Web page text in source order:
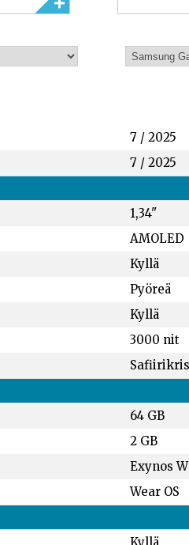
7 / 2025
7 / 2025
1,34"
AMOLED
Kyllä
Pyöreä
Kyllä
3000 nit
64 GB
2 GB
Exynos
Wear OS